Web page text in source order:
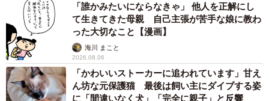
「誰かみたいにならなきゃ」 他人を正解にし
て生きてきた母親 自己主張が苦手な娘に教わ
った大切なこと【漫画】
海川 まこと
2026.08.06
「かわいいストーカーに追われています」甘え
ん坊な元保護猫 最後は飼い主にダイブする姿
に「間違いなく犬」「完全に親子」と反響